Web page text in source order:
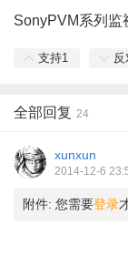
SonyPVM系列监
支持1 反
全部回复 24
xunxun
2014-12-6
附件: 您需要登录